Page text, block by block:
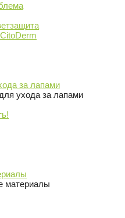
за лапами
ухода за лапами
материалы